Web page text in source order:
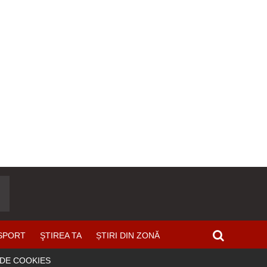
ŞTIREA TA ȘTIRI DIN ZONĂ
COOKIES